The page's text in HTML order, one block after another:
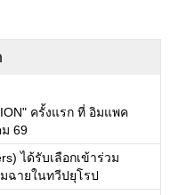
ครั้งแรก ที่ อิมแพค
69
ได้รับเลือกเข้าร่วม
ฉายในทวีปยุโรป